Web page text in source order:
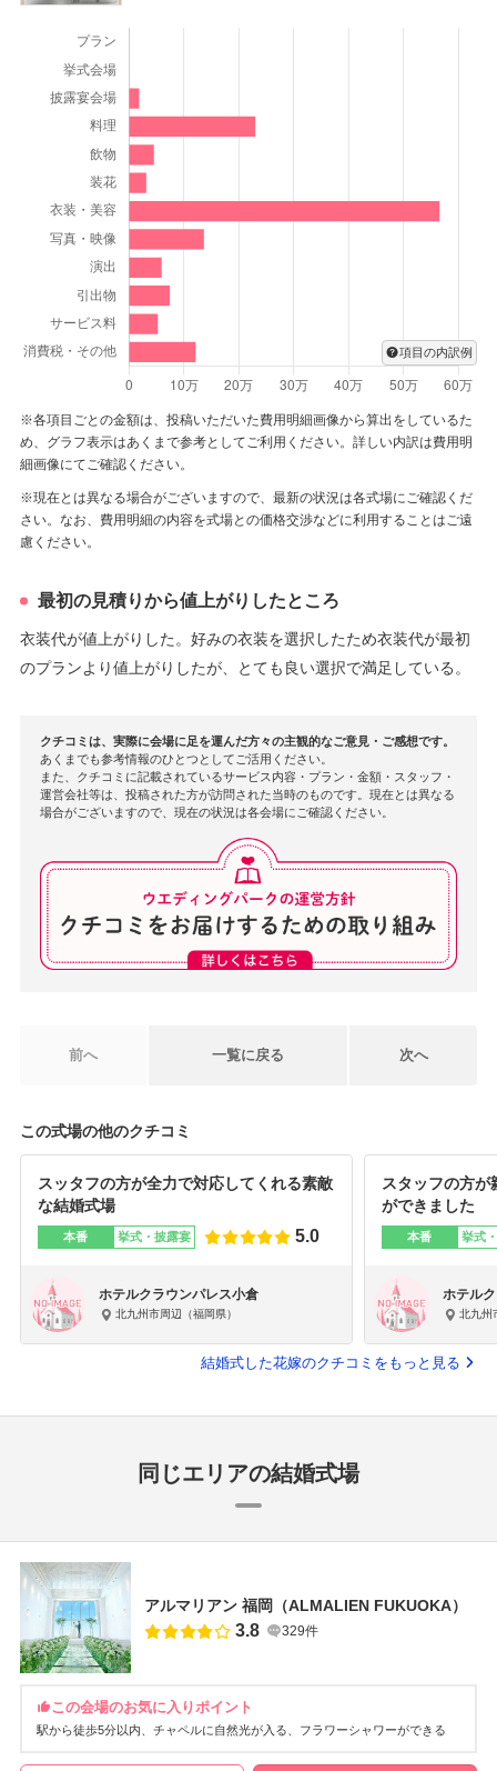
結婚式が無事に挙げられて安堵されていると思います。
レス小倉にご来館ください。
スタッフ一同お待ちしております。
項目の内訳例
※各項目ごとの金額は、投稿いただいた費用明細画像から算出をしているた
め、グラフ表示はあくまで参考としてご利用ください。詳しい内訳は費用明
細画像にてご確認ください。
※現在とは異なる場合がございますので、最新の状況は各式場にご確認くだ
さい。なお、費用明細の内容を式場との価格交渉などに利用することはご遠
慮ください。
最初の見積りから値上がりしたところ
衣装代が値上がりした。好みの衣装を選択したため衣装代が最初
のプランより値上がりしたが、とても良い選択で満足している。
クチコミは、実際に会場に足を運んだ方々の主観的なご意見・ご感想です。
あくまでも参考情報のひとつとしてご活用ください。
また、クチコミに記載されているサービス内容・プラン・金額・スタッフ・
運営会社等は、投稿された方が訪問された当時のものです。現在とは異なる
場合がございますので、現在の状況は各会場にご確認ください。
前へ 一覧に戻る 次へ
この式場の他のクチコミ
スッタフの方が全力で対応してくれる素敵
な結婚式場
本番 挙式・披露宴 5.0
ホテルクラウンパレス小倉
北九州市周辺（福岡県）
スタッフの方が
ができました
本番 挙式
ホテル
北九州
結婚式した花嫁のクチコミをもっと見る
同じエリアの結婚式場
アルマリアン 福岡（ALMALIEN FUKUOKA）
3.8 329件
この会場のお気に入りポイント
駅から徒歩5分以内 チャペルに自然光が入る フラワーシャワーができる